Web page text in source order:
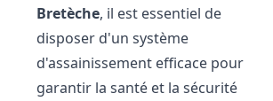
Bretèche, il est essentiel de
disposer d'un système
d'assainissement efficace pour
garantir la santé et la sécurité